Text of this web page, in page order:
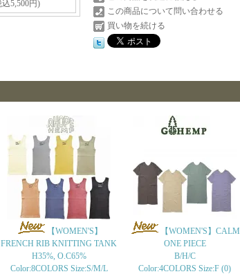
5,500円)
この商品について問い合わせる
買い物を続ける
【WOMEN'S】
FRENCH RIB KNITTING TANK
H35%, O.C65%
Color:8COLORS Size:S/M/L
【WOMEN'S】CALM
ONE PIECE
B/H/C
Color:4COLORS Size:F (0)